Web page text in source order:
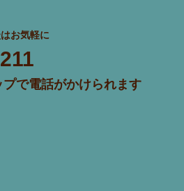
お気軽に
で電話がかけられます